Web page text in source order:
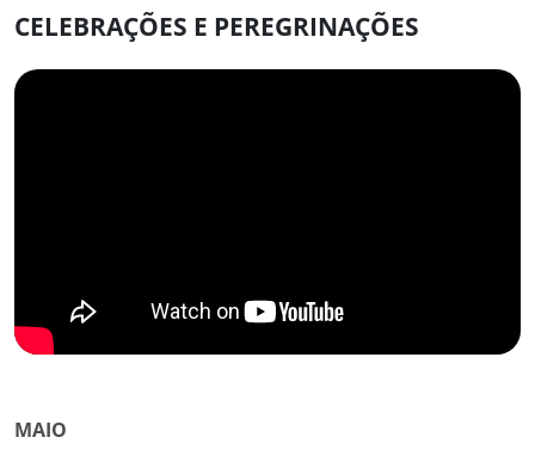
CELEBRAÇÕES E PEREGRINAÇÕES
MAIO